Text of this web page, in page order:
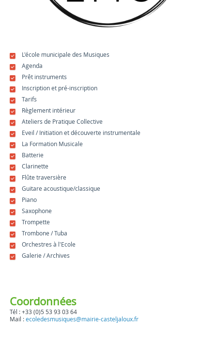
L'école municipale des Musiques
Agenda
Prêt instruments
Inscription et pré-inscription
Tarifs
Règlement intérieur
Ateliers de Pratique Collective
Eveil / Initiation et découverte instrumentale
La Formation Musicale
Batterie
Clarinette
Flûte traversière
Guitare acoustique/classique
Piano
Saxophone
Trompette
Trombone / Tuba
Orchestres à l'Ecole
Galerie / Archives
Coordonnées
Tél : +33 (0)5 53 93 03 64
Mail : ecoledesmusiques@mairie-casteljaloux.fr